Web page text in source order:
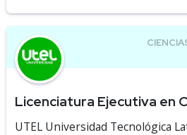
Licenciatura Ejecutiva en
UTEL Universidad Tecnológica